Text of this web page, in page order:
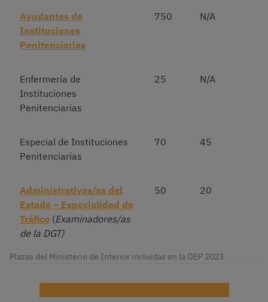
Ayudantes de
Instituciones
Penitenciarias
750 N/A
Enfermería de
Instituciones
Penitenciarias
25 N/A
Especial de Instituciones
Penitenciarias
70 45
Administrativos/as del
Estado – Especialidad de
Tráfico (Examinadores/as
de la DGT)
50 20
Plazas del Ministerio de Interior incluidas en la OEP 2023